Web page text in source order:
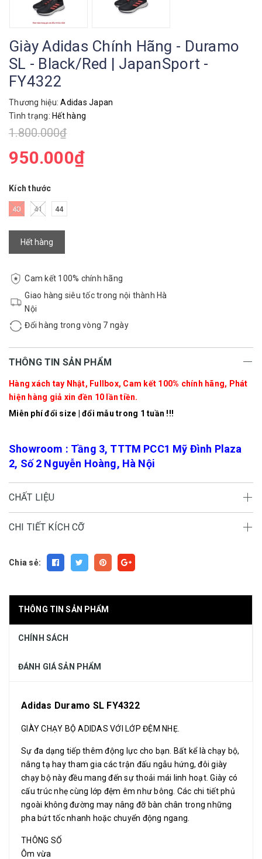
Giày Adidas Chính Hãng - Duramo
SL - Black/Red | JapanSport -
FY4322
Thương hiệu: Adidas Japan
Tình trạng: Hết hàng
1.800.000₫
950.000₫
Kích thước
40 41 44
Hết hàng
Cam kết 100% chính hãng
Giao hàng siêu tốc trong nội thành Hà
Nội
Đổi hàng trong vòng 7 ngày
THÔNG TIN SẢN PHẨM
Hàng xách tay Nhật, Fullbox, Cam kết 100% chính hãng, Phát
hiện hàng giả xin đền 10 lần tiền.
Miễn phí đổi size | đổi mẫu trong 1 tuần !!!
Showroom : Tầng 3, TTTM PCC1 Mỹ Đình Plaza
2, Số 2 Nguyễn Hoàng, Hà Nội
CHẤT LIỆU
CHI TIẾT KÍCH CỠ
Chia sẻ:
THÔNG TIN SẢN PHẨM
CHÍNH SÁCH
ĐÁNH GIÁ SẢN PHẨM
Adidas Duramo SL FY4322
GIÀY CHẠY BỘ ADIDAS VỚI LỚP ĐỆM NHẸ.
Sự đa dạng tiếp thêm động lực cho bạn. Bất kể là chạy bộ,
nâng tạ hay tham gia các trận đấu ngẫu hứng, đôi giày
chạy bộ này đều mang đến sự thoải mái linh hoạt. Giày có
cấu trúc nhẹ cùng lớp đệm êm như bông. Các chi tiết phủ
ngoài không đường may nâng đỡ bàn chân trong những
pha bứt tốc nhanh hoặc chuyển động ngang.
THÔNG SỐ
Ôm vừa